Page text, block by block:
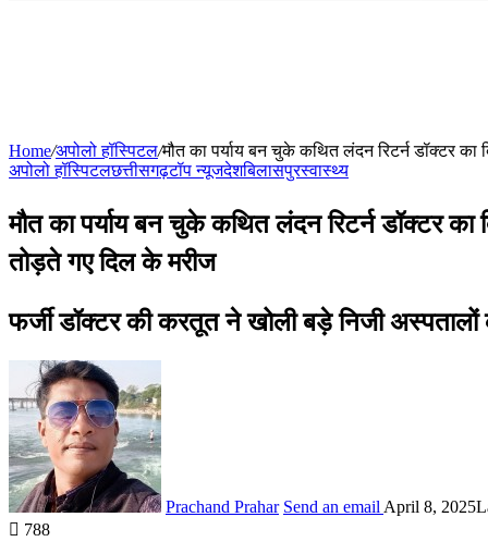
Home/अपोलो हॉस्पिटल/मौत का पर्याय बन चुके कथित लंदन रिटर्न डॉक्टर
अपोलो हॉस्पिटलछत्तीसगढ़टॉप न्यूजदेशबिलासपुरस्वास्थ्य
मौत का पर्याय बन चुके कथित लंदन रिटर्न
तोड़ते गए दिल के मरीज
फर्जी डॉक्टर की करतूत ने खोली बड़े निजी अस्पतालों
Prachand Prahar Send an email April 8, 2025
788